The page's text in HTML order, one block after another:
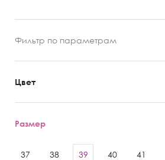
Фильтр по параметрам
Цвет
Размер
37 38 39 40 41